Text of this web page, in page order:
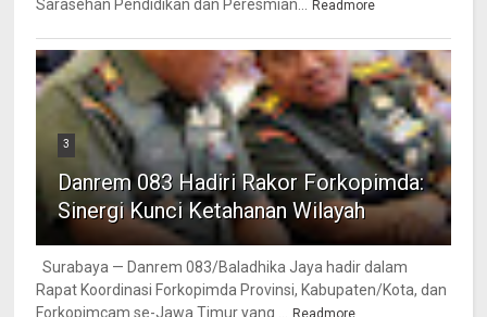
Sarasehan Pendidikan dan Peresmian... Readmore
3
Danrem 083 Hadiri Rakor Forkopimda:
Sinergi Kunci Ketahanan Wilayah
Surabaya — Danrem 083/Baladhika Jaya hadir dalam
Rapat Koordinasi Forkopimda Provinsi, Kabupaten/Kota, dan
Forkopimcam se-Jawa Timur yang ...
Readmore